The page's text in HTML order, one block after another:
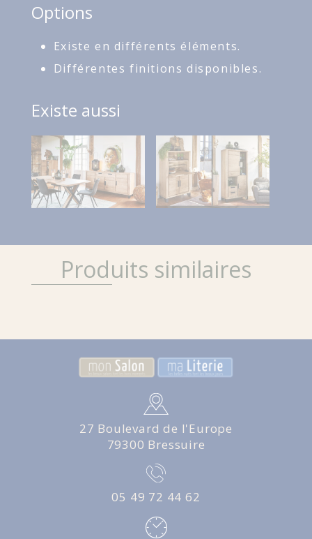
Options
Existe en différents éléments.
Différentes finitions disponibles.
Existe aussi
Produits similaires
27 Boulevard de l'Europe
79300 Bressuire
05 49 72 44 62